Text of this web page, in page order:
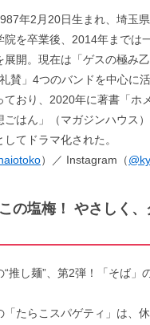
年2月20日生まれ、埼玉
院を卒業後、2014年までは
展開。現在は「ゲスの極み乙
賛」4つのバンドを中心に
ており、2020年に著書「ホ
ごはん」（マガジンハウス
してドラマ化された。
）／ Instagram（
の塩梅！ やさしく
推し麺”、第2弾！「そば」
「たらこスパゲティ」は、